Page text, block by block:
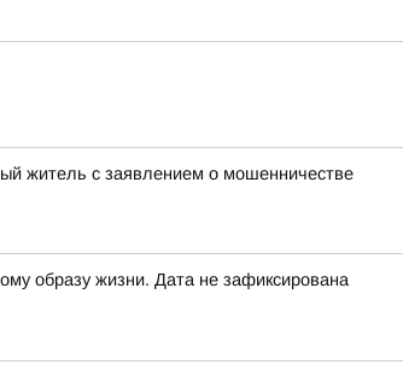
житель с заявлением о мошенничестве
образу жизни. Дата не зафиксирована